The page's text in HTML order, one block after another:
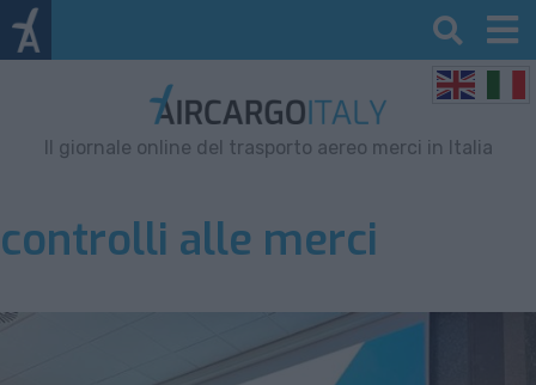
Il giornale online del trasporto aereo merci in Italia
controlli alle merci